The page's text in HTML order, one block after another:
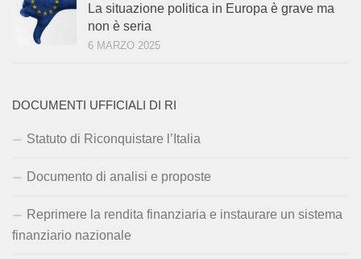
La situazione politica in Europa è grave ma
non è seria
6 MARZO 2025
DOCUMENTI UFFICIALI DI RI
Statuto di Riconquistare l’Italia
Documento di analisi e proposte
Reprimere la rendita finanziaria e instaurare un sistema
finanziario nazionale